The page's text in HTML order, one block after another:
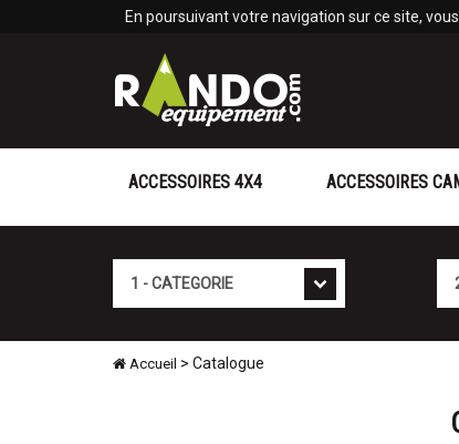
En poursuivant votre navigation sur ce site,
ACCESSOIRES 4X4 ACCESSOIRES
Accueil > Catalogue
Panneau de gestion des cookies